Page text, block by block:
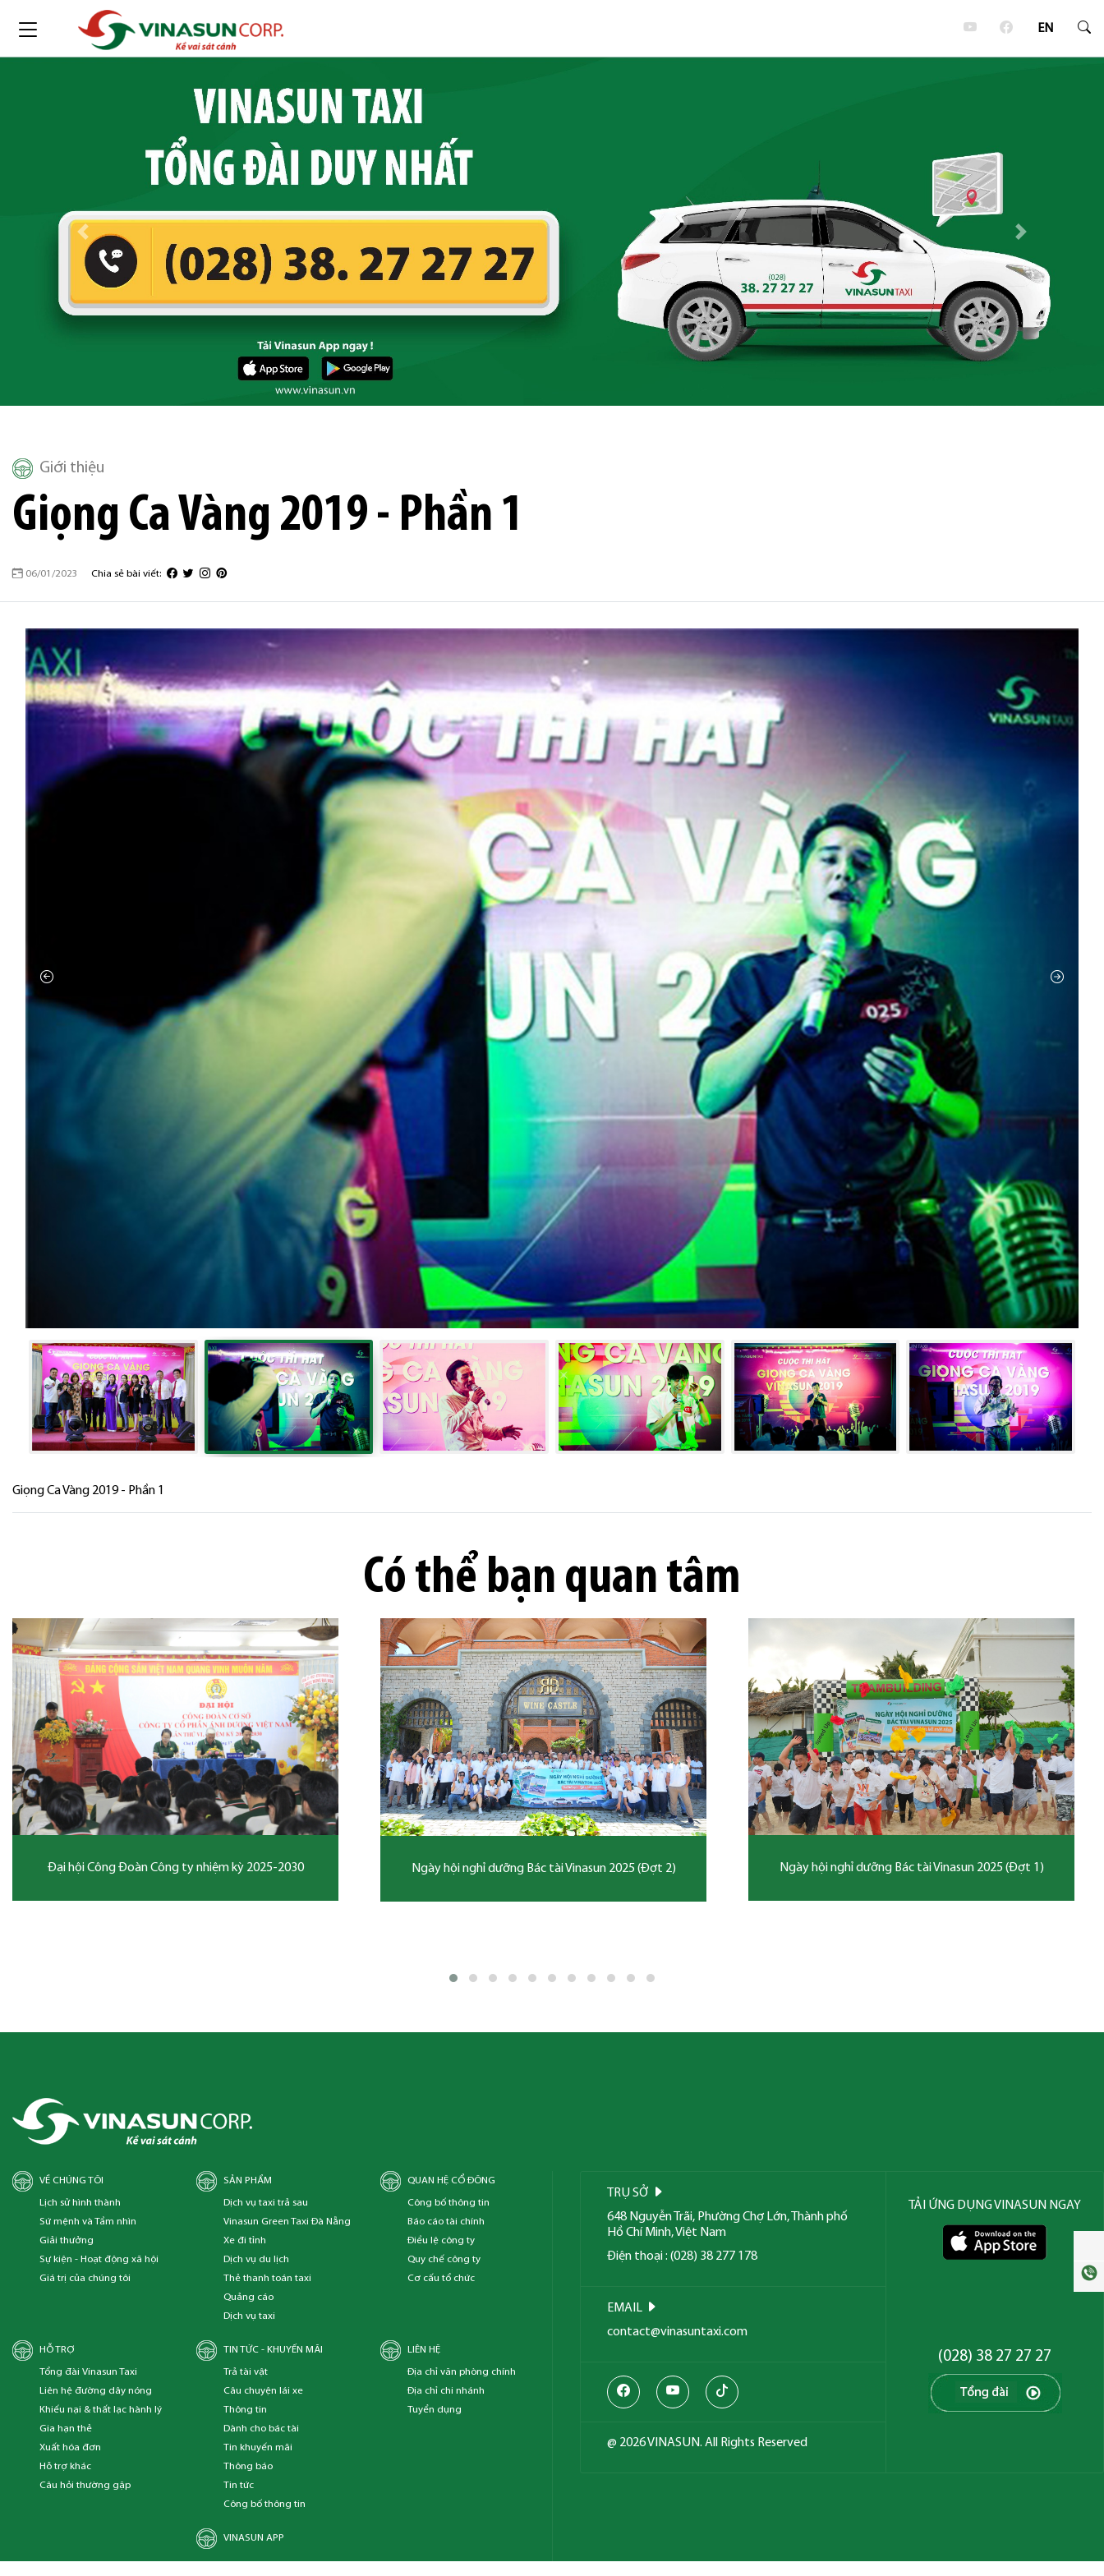
EN
Previous Next
Giới thiệu
Giọng Ca Vàng 2019 - Phần 1
06/01/2023 Chia sẻ bài viết:
Giọng Ca Vàng 2019 - Phần 1
Có thể bạn quan tâm
2025-2030 Ngày hội nghỉ dưỡng Bác tài Vinasun 2025 (Đợt 2) Ngày hội nghỉ dưỡng Bác tài Vinasun 2025 (Đợt 1)
Ngày hội Tuyển dụng Vinasun
VỀ CHÚNG TÔI
Lịch sử hình thành
Sứ mệnh và Tầm nhìn
Giải thưởng
Sự kiện - Hoạt động xã hội
Giá trị của chúng tôi
SẢN PHẨM
Dịch vụ taxi trả sau
Vinasun Green Taxi Đà Nẵng
Xe đi tỉnh
Dịch vụ du lịch
Thẻ thanh toán taxi
Quảng cáo
Dịch vụ taxi
QUAN HỆ CỔ ĐÔNG
Công bố thông tin
Báo cáo tài chính
Điều lệ công ty
Quy chế công ty
Cơ cấu tổ chức
HỖ TRỢ
Tổng đài Vinasun Taxi
Liên hệ đường dây nóng
Khiếu nại & thất lạc hành lý
Gia hạn thẻ
Xuất hóa đơn
Hỗ trợ khác
Câu hỏi thường gặp
TIN TỨC - KHUYẾN MÃI
Trả tài vật
Câu chuyện lái xe
Thông tin
Dành cho bác tài
Tin khuyến mãi
Thông báo
Tin tức
Công bố thông tin
VINASUN APP
LIÊN HỆ
Địa chỉ văn phòng chính
Địa chỉ chi nhánh
Tuyển dụng
TRỤ SỞ
648 Nguyễn Trãi, Phường Chợ Lớn, Thành phố
Hồ Chí Minh, Việt Nam
Điện thoại : (028) 38 277 178
EMAIL
contact@vinasuntaxi.com
@ 2026 VINASUN. All Rights Reserved
TẢI ỨNG DỤNG VINASUN NGAY
(028) 38 27 27 27